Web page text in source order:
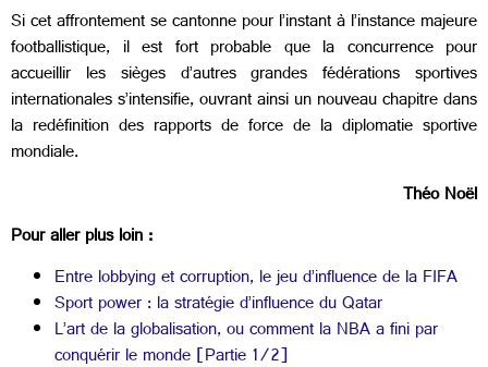
Si cet affrontement se cantonne pour l’instant à l’instance majeure
footballistique, il est fort probable que la concurrence pour
accueillir les sièges d’autres grandes fédérations sportives
internationales s’intensifie, ouvrant ainsi un nouveau chapitre dans
la redéfinition des rapports de force de la diplomatie sportive
mondiale.
Théo Noël
Pour aller plus loin :
Entre lobbying et corruption, le jeu d’influence de la FIFA
Sport power : la stratégie d’influence du Qatar
L’art de la globalisation, ou comment la NBA a fini par
conquérir le monde [Partie 1/2]